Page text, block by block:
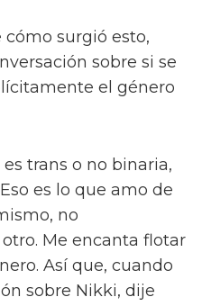
más comúnmente
medios y
es
por
en lugares como las
necesitan
que las personas
por el alma de